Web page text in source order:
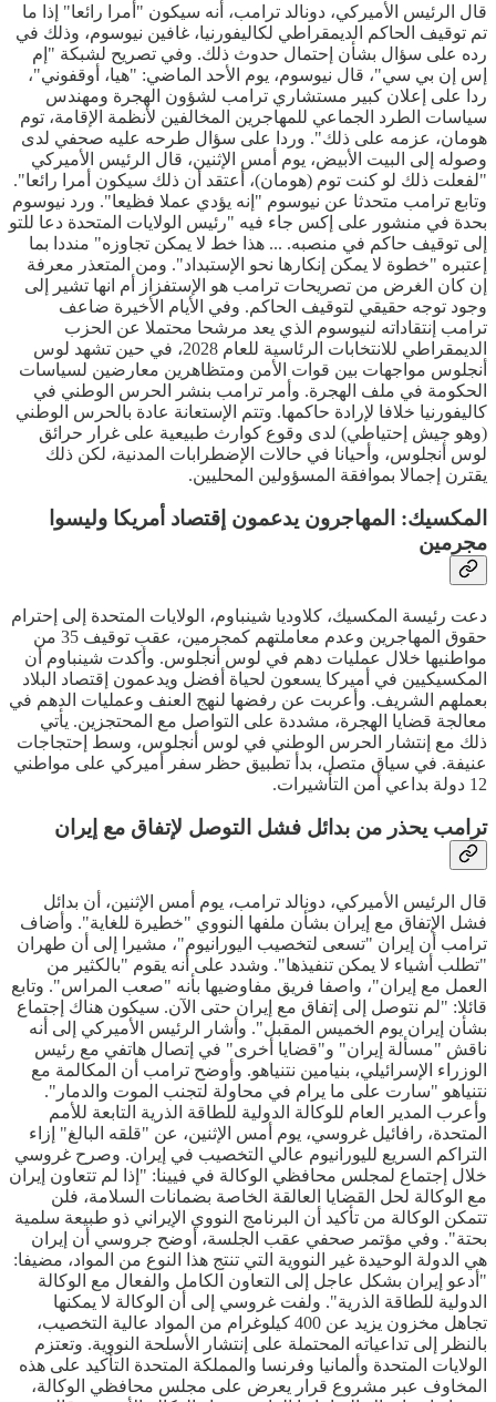
قال الرئيس الأميركي، دونالد ترامب، أنه سيكون "أمرا رائعا" إذا ما
تم توقيف الحاكم الديمقراطي لكاليفورنيا، غافين نيوسوم، وذلك في
رده على سؤال بشأن إحتمال حدوث ذلك. وفي تصريح لشبكة "إم
إس إن بي سي"، قال نيوسوم، يوم الأحد الماضي: "هيا، أوقفوني"،
ردا على إعلان كبير مستشاري ترامب لشؤون الهجرة ومهندس
سياسات الطرد الجماعي للمهاجرين المخالفين لأنظمة الإقامة، توم
هومان، عزمه على ذلك". وردا على سؤال طرحه عليه صحفي لدى
وصوله إلى البيت الأبيض، يوم أمس الإثنين، قال الرئيس الأميركي
"لفعلت ذلك لو كنت توم (هومان)، أعتقد أن ذلك سيكون أمرا رائعا".
وتابع ترامب متحدثا عن نيوسوم "إنه يؤدي عملا فظيعا". ورد نيوسوم
بحدة في منشور على إكس جاء فيه "رئيس الولايات المتحدة دعا للتو
إلى توقيف حاكم في منصبه. ... هذا خط لا يمكن تجاوزه" منددا بما
إعتبره "خطوة لا يمكن إنكارها نحو الإستبداد". ومن المتعذر معرفة
إن كان الغرض من تصريحات ترامب هو الإستفزاز أم انها تشير إلى
وجود توجه حقيقي لتوقيف الحاكم. وفي الأيام الأخيرة ضاعف
ترامب إنتقاداته لنيوسوم الذي يعد مرشحا محتملا عن الحزب
الديمقراطي للانتخابات الرئاسية للعام 2028، في حين تشهد لوس
أنجلوس مواجهات بين قوات الأمن ومتظاهرين معارضين لسياسات
الحكومة في ملف الهجرة. وأمر ترامب بنشر الحرس الوطني في
كاليفورنيا خلافا لإرادة حاكمها. وتتم الإستعانة عادة بالحرس الوطني
(وهو جيش إحتياطي) لدى وقوع كوارث طبيعية على غرار حرائق
لوس أنجلوس، وأحيانا في حالات الإضطرابات المدنية، لكن ذلك
يقترن إجمالا بموافقة المسؤولين المحليين.
المكسيك: المهاجرون يدعمون إقتصاد أمريكا وليسوا
مجرمين
دعت رئيسة المكسيك، كلاوديا شينباوم، الولايات المتحدة إلى إحترام
حقوق المهاجرين وعدم معاملتهم كمجرمين، عقب توقيف 35 من
مواطنيها خلال عمليات دهم في لوس أنجلوس. وأكدت شينباوم أن
المكسيكيين في أميركا يسعون لحياة أفضل ويدعمون إقتصاد البلاد
بعملهم الشريف. وأعربت عن رفضها لنهج العنف وعمليات الدهم في
معالجة قضايا الهجرة، مشددة على التواصل مع المحتجزين. يأتي
ذلك مع إنتشار الحرس الوطني في لوس أنجلوس، وسط إحتجاجات
عنيفة. في سياق متصل، بدأ تطبيق حظر سفر أميركي على مواطني
12 دولة بداعي أمن التأشيرات.
ترامب يحذر من بدائل فشل التوصل لإتفاق مع إيران
قال الرئيس الأميركي، دونالد ترامب، يوم أمس الإثنين، أن بدائل
فشل الإتفاق مع إيران بشأن ملفها النووي "خطيرة للغاية". وأضاف
ترامب أن إيران "تسعى لتخصيب اليورانيوم"، مشيرا إلى أن طهران
"تطلب أشياء لا يمكن تنفيذها". وشدد على أنه يقوم "بالكثير من
العمل مع إيران"، واصفا فريق مفاوضيها بأنه "صعب المراس". وتابع
قائلا: "لم نتوصل إلى إتفاق مع إيران حتى الآن. سيكون هناك إجتماع
بشأن إيران يوم الخميس المقبل". وأشار الرئيس الأميركي إلى أنه
ناقش "مسألة إيران" و"قضايا أخرى" في إتصال هاتفي مع رئيس
الوزراء الإسرائيلي، بنيامين نتنياهو. وأوضح ترامب أن المكالمة مع
نتنياهو "سارت على ما يرام في محاولة لتجنب الموت والدمار".
وأعرب المدير العام للوكالة الدولية للطاقة الذرية التابعة للأمم
المتحدة، رافائيل غروسي، يوم أمس الإثنين، عن "قلقه البالغ" إزاء
التراكم السريع لليورانيوم عالي التخصيب في إيران. وصرح غروسي
خلال إجتماع لمجلس محافظي الوكالة في فيينا: "إذا لم تتعاون إيران
مع الوكالة لحل القضايا العالقة الخاصة بضمانات السلامة، فلن
تتمكن الوكالة من تأكيد أن البرنامج النووي الإيراني ذو طبيعة سلمية
بحتة". وفي مؤتمر صحفي عقب الجلسة، أوضح جروسي أن إيران
هي الدولة الوحيدة غير النووية التي تنتج هذا النوع من المواد، مضيفا:
"أدعو إيران بشكل عاجل إلى التعاون الكامل والفعال مع الوكالة
الدولية للطاقة الذرية". ولفت غروسي إلى أن الوكالة لا يمكنها
تجاهل مخزون يزيد عن 400 كيلوغرام من المواد عالية التخصيب،
بالنظر إلى تداعياته المحتملة على إنتشار الأسلحة النووية. وتعتزم
الولايات المتحدة وألمانيا وفرنسا والمملكة المتحدة التأكيد على هذه
المخاوف عبر مشروع قرار يعرض على مجلس محافظي الوكالة،